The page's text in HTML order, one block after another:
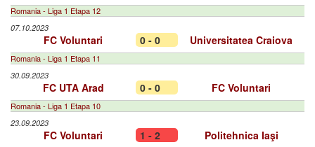
Romania - Liga 1 Etapa 12
07.10.2023
FC Voluntari 0 - 0 Universitatea Craiova
Romania - Liga 1 Etapa 11
30.09.2023
FC UTA Arad 0 - 0 FC Voluntari
Romania - Liga 1 Etapa 10
23.09.2023
FC Voluntari 1 - 2 Politehnica Iaşi